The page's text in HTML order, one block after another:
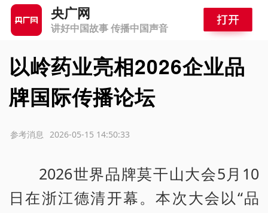
央广网
讲好中国故事 传播中国声音
以岭药业亮相2026企业品
牌国际传播论坛
2026-05-15 14:50:33
参考消息
2026世界品牌莫干山大会5月10
日在浙江德清开幕。本次大会以“品